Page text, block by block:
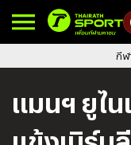
กีฬ
แมนฯ ยูไน